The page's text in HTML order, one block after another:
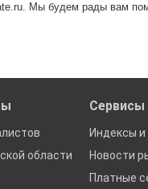
Мы будем рады вам
области
Сервисы
Индексы
Новости
Платные